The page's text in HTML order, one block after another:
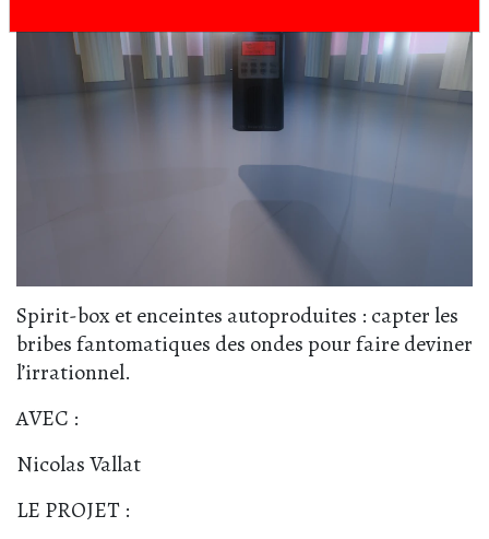
Spirit-box et enceintes autoproduites : capter les
bribes fantomatiques des ondes pour faire deviner
l’irrationnel.
AVEC :
Nicolas Vallat
LE PROJET :